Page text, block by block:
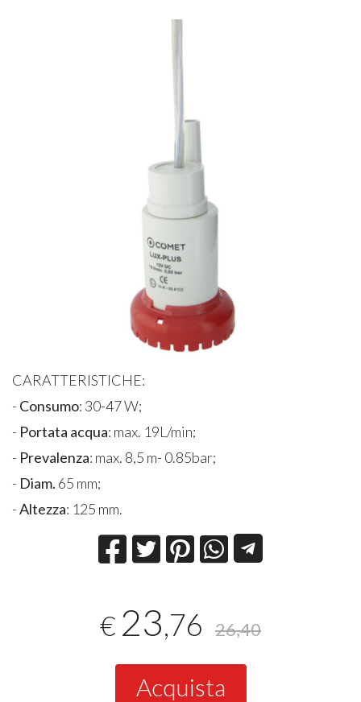
CARATTERISTICHE:
- Consumo: 30-47 W;
- Portata acqua: max. 19L/min;
- Prevalenza: max. 8,5 m- 0.85bar;
- Diam. 65 mm;
-Altezza: 125 mm.
€ 23,76 26,40
Acquista